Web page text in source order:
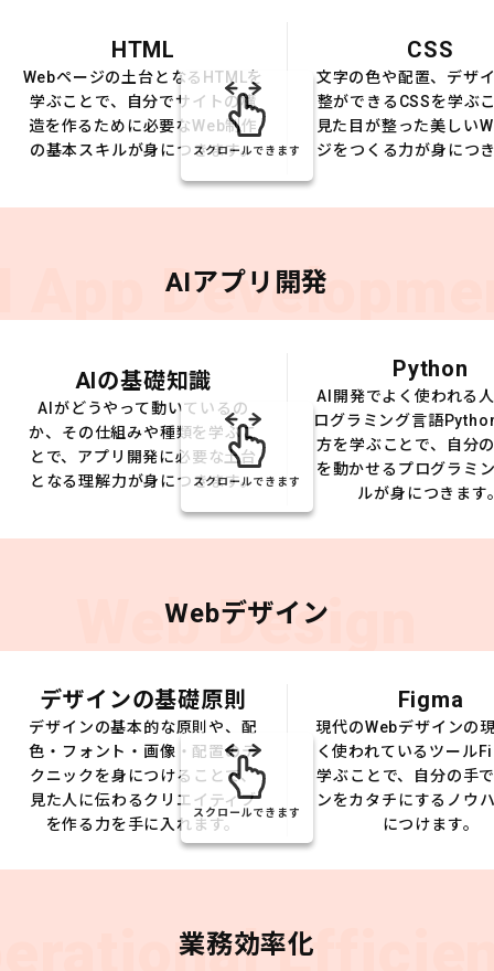
HTML
Webページの土台となるHTMLを
学ぶことで、自分でサイトの構
造を作るために必要なWeb制作
の基本スキルが身につきます。
CSS
文字の色や配置、デザ
整ができるCSSを学ぶ
見た目が整った美しい
ジをつくる力が身につ
スクロールできます
App AIアプリ開発
AIの基礎知識
AIがどうやって動いているの
か、その仕組みや種類を学ぶこ
とで、アプリ開発に必要な土台
となる理解力が身につきます。
Python
AI開発でよく使われる
ログラミング言語
方を学ぶことで、自分
を動かせるプログラミ
ルが身につきます
スクロールできます
Web Design
Webデザイン
デザインの基礎原則
デザインの基本的な原則や、配
色・フォント・画像・配置のテ
クニックを身につけることで、
見た人に伝わるクリエイティブ
を作る力を手に入れます。
Figma
現代のWebデザインの
く使われているツール
学ぶことで、自分の手
ンをカタチにするノウ
につけます。
スクロールできます
業務効率化